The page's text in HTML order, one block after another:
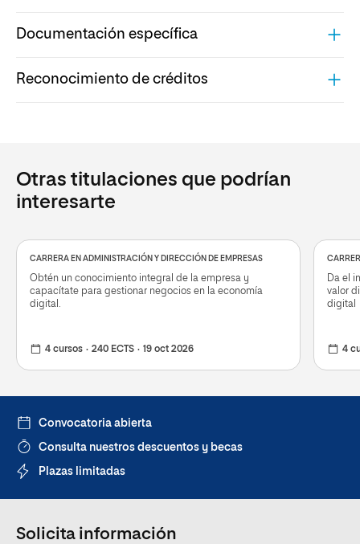
Documentación específica
Reconocimiento de créditos
Otras titulaciones que podrían
interesarte
CARRERA EN ADMINISTRACIÓN Y DIRECCIÓN DE EMPRESAS
Obtén un conocimiento integral de la empresa y
capacítate para gestionar negocios en la economía
digital.
4 cursos 240 ECTS 19 oct 2026
Da el
valor
digital
4
Convocatoria abierta
Consulta nuestros descuentos y becas
Plazas limitadas
Solicita información